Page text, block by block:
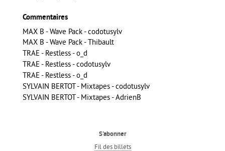
Commentaires
MAX B - Wave Pack - codotusylv
MAX B - Wave Pack - Thibault
TRAE - Restless - o_d
TRAE - Restless - codotusylv
TRAE - Restless - o_d
SYLVAIN BERTOT - Mixtapes - codotusylv
SYLVAIN BERTOT - Mixtapes - AdrienB
S'abonner
Fil des billets